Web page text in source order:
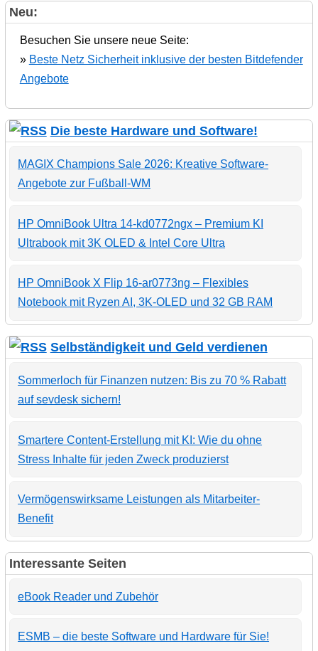
Neu:
Besuchen Sie unsere neue Seite:
» Beste Netz Sicherheit inklusive der besten Bitdefender
Angebote
Die beste Hardware und Software!
MAGIX Champions Sale 2026: Kreative Software-
Angebote zur Fußball-WM
HP OmniBook Ultra 14-kd0772ngx – Premium KI
Ultrabook mit 3K OLED & Intel Core Ultra
HP OmniBook X Flip 16-ar0773ng – Flexibles
Notebook mit Ryzen AI, 3K-OLED und 32 GB RAM
Selbständigkeit und Geld verdienen
Sommerloch für Finanzen nutzen: Bis zu 70 % Rabatt
auf sevdesk sichern!
Smartere Content-Erstellung mit KI: Wie du ohne
Stress Inhalte für jeden Zweck produzierst
Vermögenswirksame Leistungen als Mitarbeiter-
Benefit
Interessante Seiten
eBook Reader und Zubehör
ESMB – die beste Software und Hardware für Sie!